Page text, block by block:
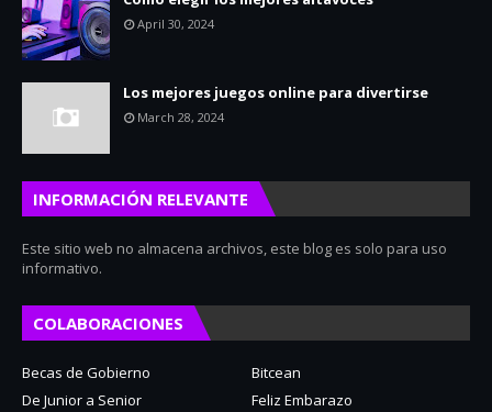
April 30, 2024
Los mejores juegos online para divertirse
March 28, 2024
INFORMACIÓN RELEVANTE
Este sitio web no almacena archivos, este blog es solo para uso
informativo.
COLABORACIONES
Becas de Gobierno
Bitcean
De Junior a Senior
Feliz Embarazo